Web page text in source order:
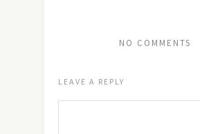
NO COMMENTS
LEAVE A REPLY